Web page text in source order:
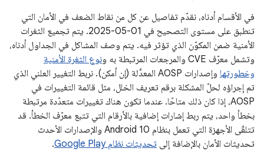
في الأقسام أدناه، نقدّم تفاصيل عن كل من نقاط الضعف في الأمان التي
تنطبق على مستوى التصحيح في 01‏-05‏-2025. يتم تجميع الثغرات
الأمنية ضمن المكوّن الذي تؤثر فيه. يتم وصف المشاكل في الجداول أدناه،
وتشمل معرّف CVE والمرجعات المرتبطة به و
نوع الثغرة الأمنية
وخطورتها
وإصدارات AOSP المعدَّلة (إن أمكن). نربط التغيير العلني الذي
تم إجراؤه لحلّ المشكلة برقم تعريف الخلل، مثل قائمة التغييرات في
AOSP، إذا كان ذلك متاحًا. عندما تكون هناك تغييرات متعدّدة مرتبطة
بخطأ واحد، يتم ربط إشارات إضافية بالأرقام التي تتبع معرّف الخطأ. قد
تتلقّى الأجهزة التي تعمل بنظام Android 10 والإصدارات الأحدث
تحديثات الأمان بالإضافة إلى تحديثات نظام Google Play .